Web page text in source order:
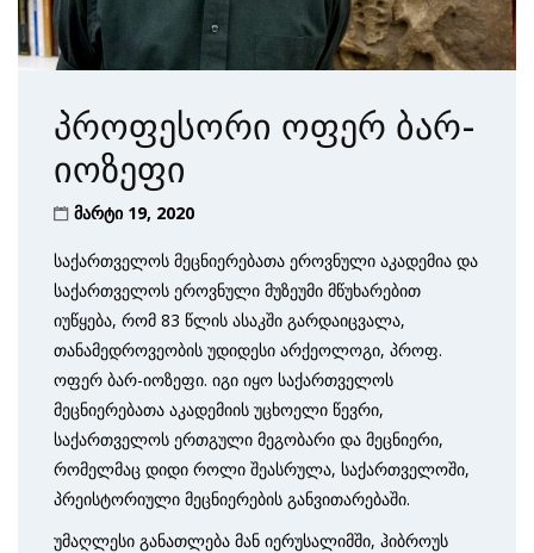
პროფესორი ოფერ ბარ-
იოზეფი
მარტი 19, 2020
საქართველოს მეცნიერებათა ეროვნული აკადემია და
საქართველოს ეროვნული მუზეუმი მწუხარებით
იუწყება, რომ 83 წლის ასაკში გარდაიცვალა,
თანამედროვეობის უდიდესი არქეოლოგი, პროფ.
ოფერ ბარ-იოზეფი. იგი იყო საქართველოს
მეცნიერებათა აკადემიის უცხოელი წევრი,
საქართველოს ერთგული მეგობარი და მეცნიერი,
რომელმაც დიდი როლი შეასრულა, საქართველოში,
პრეისტორიული მეცნიერების განვითარებაში.
უმაღლესი განათლება მან იერუსალიმში, ჰიბროუს